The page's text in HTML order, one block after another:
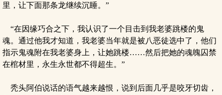
里，让下面那条龙继续沉睡。”
“在因缘巧合之下，我认识了一个目击到我老婆跳楼的鬼
魂。通过他我才知道，我老婆当年就是被八恶徒选中了，他们
指示鬼魂附在我老婆身上，让她跳楼……然后把她的魂魄囚禁
在棺材里，永生永世都不得超生。”
秃头阿伯说话的语气越来越恨，说到后面几乎是咬牙切齿，